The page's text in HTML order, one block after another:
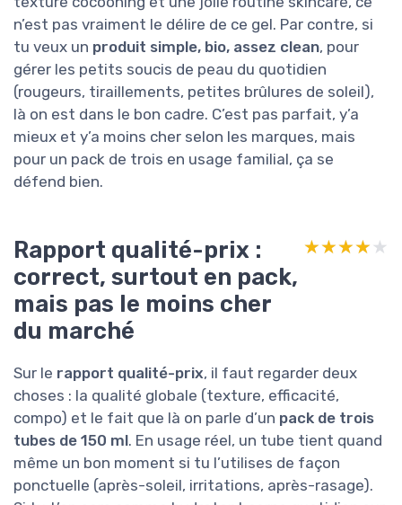
n’est pas vraiment le délire de ce gel. Par contre, si
tu veux un produit simple, bio, assez clean, pour
gérer les petits soucis de peau du quotidien
(rougeurs, tiraillements, petites brûlures de soleil),
là on est dans le bon cadre. C’est pas parfait, y’a
mieux et y’a moins cher selon les marques, mais
pour un pack de trois en usage familial, ça se
défend bien.
Rapport qualité-prix :
correct, surtout en pack,
mais pas le moins cher
du marché
★★★★★
★★★★★
Sur le rapport qualité-prix, il faut regarder deux
choses : la qualité globale (texture, efficacité,
compo) et le fait que là on parle d’un pack de trois
tubes de 150 ml. En usage réel, un tube tient quand
même un bon moment si tu l’utilises de façon
ponctuelle (après-soleil, irritations, après-rasage).